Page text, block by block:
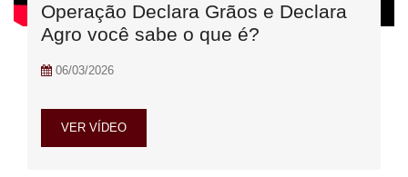
Operação Declara Grãos e Declara
Agro você sabe o que é?
06/03/2026
VER VÍDEO